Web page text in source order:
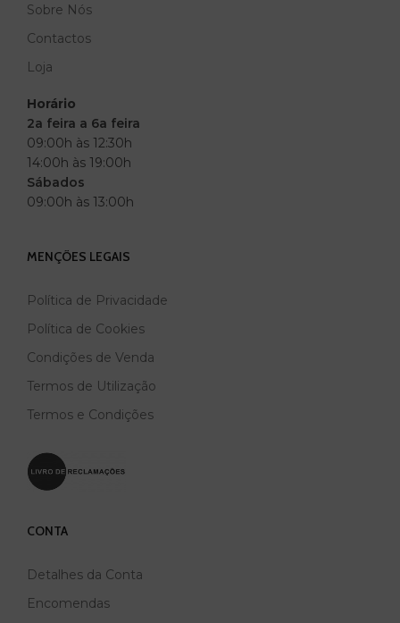
Sobre Nós
Contactos
Loja
Horário
2a feira a 6a feira
09:00h às 12:30h
14:00h às 19:00h
Sábados
09:00h às 13:00h
MENÇÕES LEGAIS
Política de Privacidade
Política de Cookies
Condições de Venda
Termos de Utilização
Termos e Condições
CONTA
Detalhes da Conta
Encomendas